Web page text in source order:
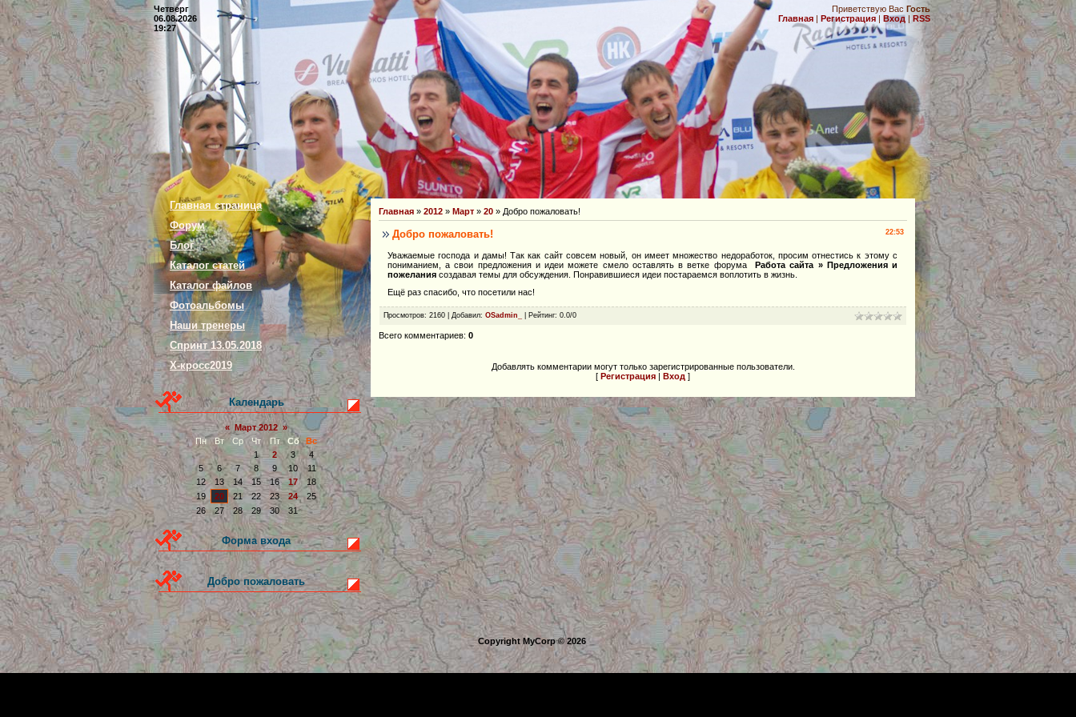
Четверг
06.08.2026
19:27
Приветствую Вас Гость
Главная | Регистрация | Вход | RSS
Главная страница
Форум
Блог
Каталог статей
Каталог файлов
Фотоальбомы
Наши тренеры
Спринт 13.05.2018
Х-кросс2019
Календарь
« Март 2012 »
Пн
Вт Ср Чт Пт Сб
Вс
1
2 3
4
5
6 7 8 9 10
11
12
13 14 15 16 17
18
19
20 21 22 23 24
25
26
27 28 29 30 31
Форма входа
Добро пожаловать
Главная » 2012 » Март » 20 » Добро пожаловать!
22:53
Добро пожаловать!
Уважаемые господа и дамы! Так как сайт совсем новый, он имеет множество недоработок, просим отнестись к этому с
пониманием, а свои предложения и идеи можете смело оставлять в ветке форумаРабота сайта » Предложения и
пожелания создавая темы для обсуждения. Понравившиеся идеи постараемся воплотить в жизнь.
Ещё раз спасибо, что посетили нас!
Просмотров: 2160 | Добавил: OSadmin_ Рейтинг: 0.0/0
Всего комментариев: 0
Добавлять комментарии могут только зарегистрированные пользователи.
[ Регистрация | Вход ]
Copyright MyCorp © 2026